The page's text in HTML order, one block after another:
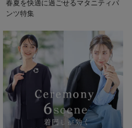
春夏を快適に過ごせるマタニティパ
ンツ特集